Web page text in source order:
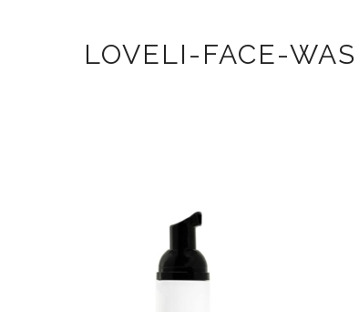
LOVELI-FACE-